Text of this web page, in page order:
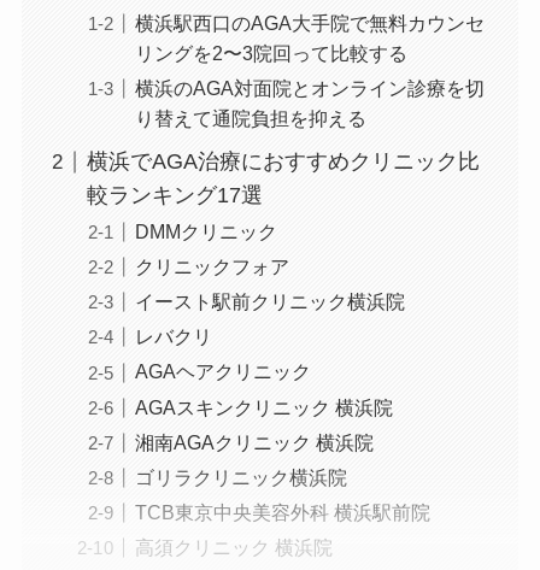
横浜駅西口のAGA大手院で無料カウンセ
リングを2〜3院回って比較する
横浜のAGA対面院とオンライン診療を切
り替えて通院負担を抑える
横浜でAGA治療におすすめクリニック比
較ランキング17選
DMMクリニック
クリニックフォア
イースト駅前クリニック横浜院
レバクリ
AGAヘアクリニック
AGAスキンクリニック 横浜院
湘南AGAクリニック 横浜院
ゴリラクリニック横浜院
TCB東京中央美容外科 横浜駅前院
高須クリニック 横浜院